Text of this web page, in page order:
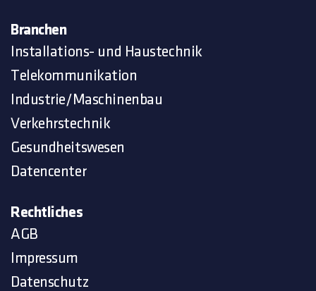
Branchen
Installations- und Haustechnik
Telekommunikation
Industrie/Maschinenbau
Verkehrstechnik
Gesundheitswesen
Datencenter
Rechtliches
AGB
Impressum
Datenschutz